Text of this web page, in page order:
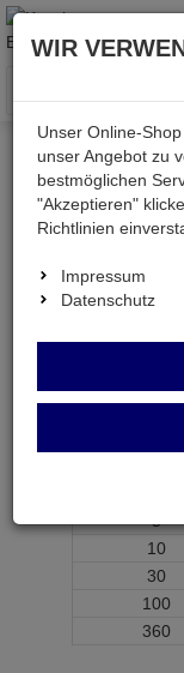
Menü
Weiter einkaufen
Lithium-
5
10
30
100
360
WIR
Unser Online-
unser Angebot zu
bestmöglichen
"Akzeptieren"
Richtlinien
Impressum
Datenschutz